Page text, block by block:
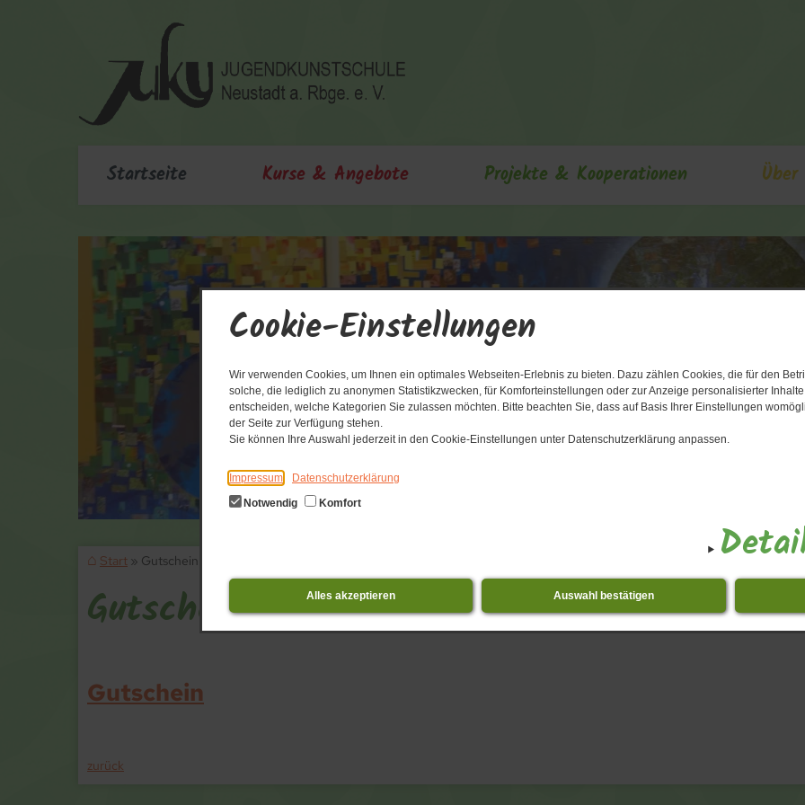
Cookie-Einstellungen
Wir verwenden Cookies, um Ihnen ein optimales Webseiten-Erlebnis zu bieten. Dazu zählen Cookies, die für den
solche, die lediglich zu anonymen Statistikzwecken, für Komforteinstellungen oder zur Anzeige personalisierter
entscheiden, welche Kategorien Sie zulassen möchten. Bitte beachten Sie, dass auf Basis Ihrer Einstellungen
der Seite zur Verfügung stehen.
Sie können Ihre Auswahl jederzeit in den Cookie-Einstellungen unter Datenschutzerklärung anpassen.
Impressum
Datenschutzerklärung
Notwendig
Komfort
Alles akzeptieren Auswahl bestätigen
Startseite Kurse & Angebote Projekte & Kooperationen
Start Gutschein
Gutschein
Gutschein
zurück